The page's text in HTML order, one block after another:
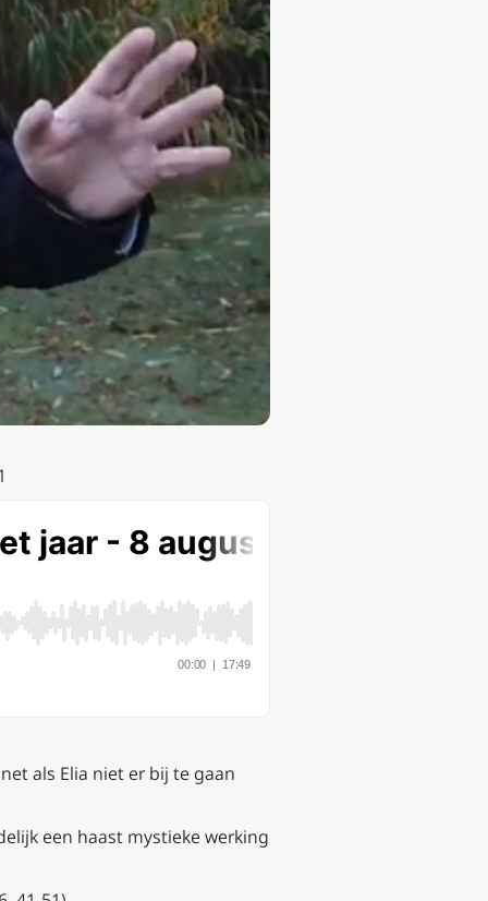
als Elia niet er bij te gaan
een haast mystieke werking